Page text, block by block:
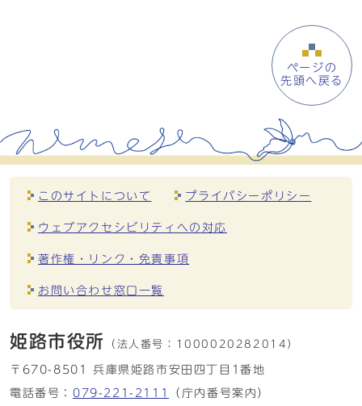
ページの
先頭へ戻る
このサイトについて プライバシーポリシー
ウェブアクセシビリティへの対応
著作権・リンク・免責事項
お問い合わせ窓口一覧
姫路市役所 （法人番号： 1000020282014）
〒670-8501 兵庫県姫路市安田四丁目1番地
電話番号： 079-221-2111 （庁内番号案内）